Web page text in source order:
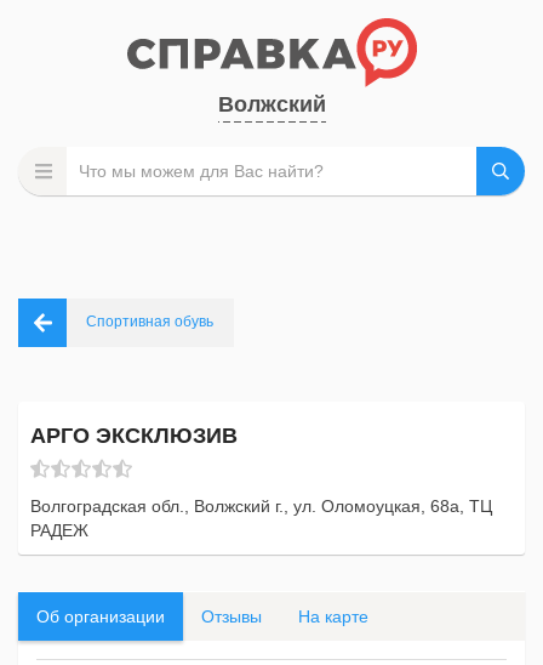
Волжский
Спортивная обувь
АРГО ЭКСКЛЮЗИВ
Волгоградская обл., Волжский г., ул. Оломоуцкая, 68а, ТЦ
РАДЕЖ
Об организации Отзывы На карте